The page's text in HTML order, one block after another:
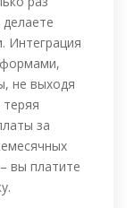
Интеграция
не выходя
за
вы платите